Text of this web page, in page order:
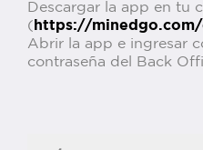
Descargar la app en tu
( https://minedgo.com/
Abrir la app e ingresar
contraseña del Back